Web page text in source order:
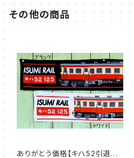
その他の商品
ありがとう価格【キハ52引退記